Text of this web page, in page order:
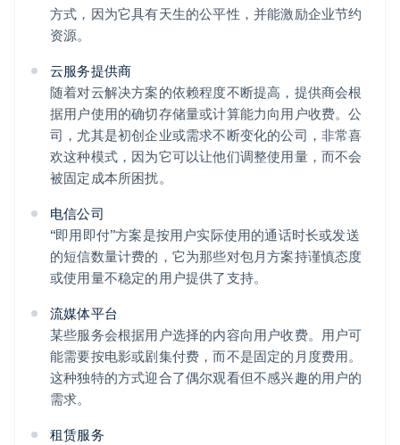
方式，因为它具有天生的公平性，并能激励企业节约
资源。
云服务提供商
随着对云解决方案的依赖程度不断提高，提供商会根
据用户使用的确切存储量或计算能力向用户收费。公
司，尤其是初创企业或需求不断变化的公司，非常喜
欢这种模式，因为它可以让他们调整使用量，而不会
被固定成本所困扰。
电信公司
“即用即付”方案是按用户实际使用的通话时长或发送
的短信数量计费的，它为那些对包月方案持谨慎态度
或使用量不稳定的用户提供了支持。
流媒体平台
某些服务会根据用户选择的内容向用户收费。用户可
能需要按电影或剧集付费，而不是固定的月度费用。
这种独特的方式迎合了偶尔观看但不感兴趣的用户的
需求。
租赁服务